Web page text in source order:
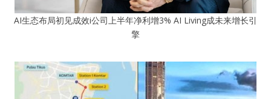
AI生态布局初见成效i公司上半年净利增3% AI Living成未来增长引
擎